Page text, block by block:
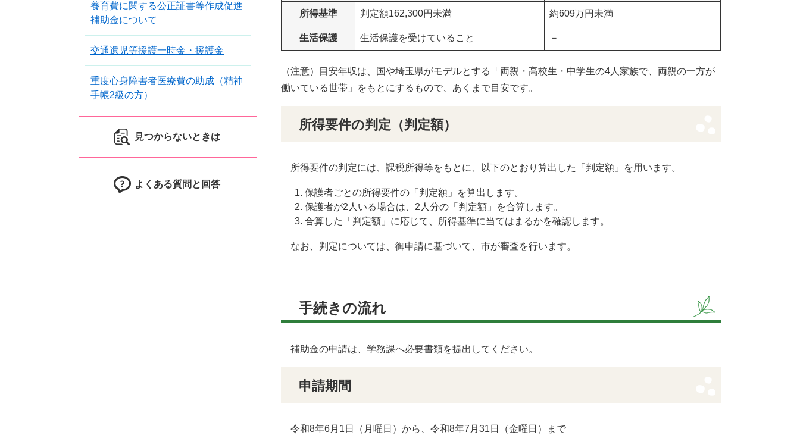
所得基準 判定額162,300円未満 約609万円未満
生活保護 生活保護を受けていること －
（注意）目安年収は、国や埼玉県がモデルとする「両親・高校生・中学生の4人家族で、両親の一方が
働いている世帯」をもとにするもので、あくまで目安です。
所得要件の判定（判定額）
所得要件の判定には、課税所得等をもとに、以下のとおり算出した「判定額」を用います。
保護者ごとの所得要件の「判定額」を算出します。
保護者が2人いる場合は、2人分の「判定額」を合算します。
合算した「判定額」に応じて、所得基準に当てはまるかを確認します。
なお、判定については、御申請に基づいて、市が審査を行います。
手続きの流れ
補助金の申請は、学務課へ必要書類を提出してください。
申請期間
令和8年6月1日（月曜日）から、令和8年7月31日（金曜日）まで
養育費に関する公正証書等作成促進
補助金について
交通遺児等援護一時金・援護金
重度心身障害者医療費の助成（精神
手帳2級の方）
見つからないときは
よくある質問と回答